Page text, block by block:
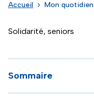
Accueil Mon quotidien
Solidarité, seniors
Sommaire